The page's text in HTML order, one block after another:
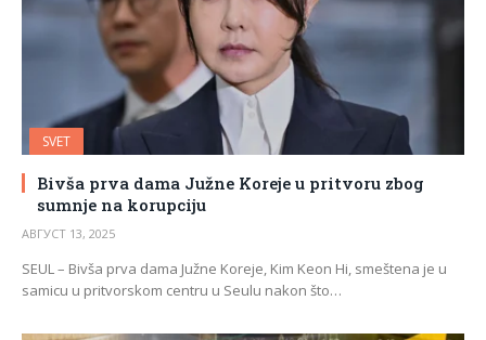
SVET
Bivša prva dama Južne Koreje u pritvoru zbog
sumnje na korupciju
АВГУСТ 13, 2025
SEUL – Bivša prva dama Južne Koreje, Kim Keon Hi, smeštena je u
samicu u pritvorskom centru u Seulu nakon što…